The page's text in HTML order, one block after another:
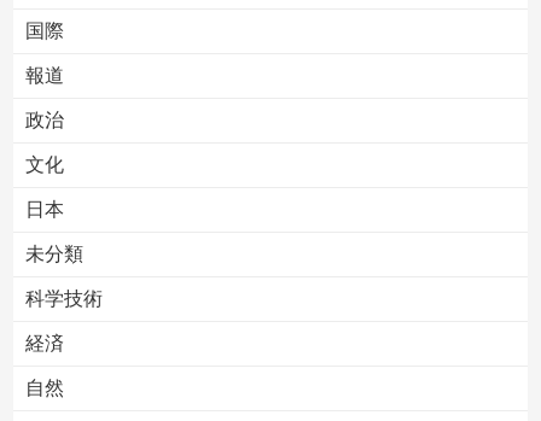
国際
報道
政治
文化
日本
未分類
科学技術
経済
自然